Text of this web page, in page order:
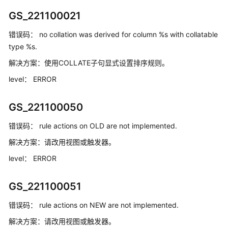
据
移
与
同
步
发
南
语
参
工
GS_221100021
错误码：
no collation was derived for column %s with collatable
type %s.
解决方案： 使用COLLATE子句显式设置排序规则。
level：
ERROR
GS_221100050
错误码：
rule actions on OLD are not implemented.
解决方案： 请改用视图或触发器。
level：
ERROR
GS_221100051
错误码：
rule actions on NEW are not implemented.
解决方案： 请改用视图或触发器。